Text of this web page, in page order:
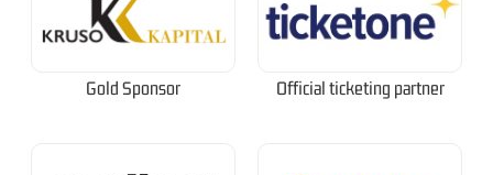
Gold Sponsor Official ticketing partner